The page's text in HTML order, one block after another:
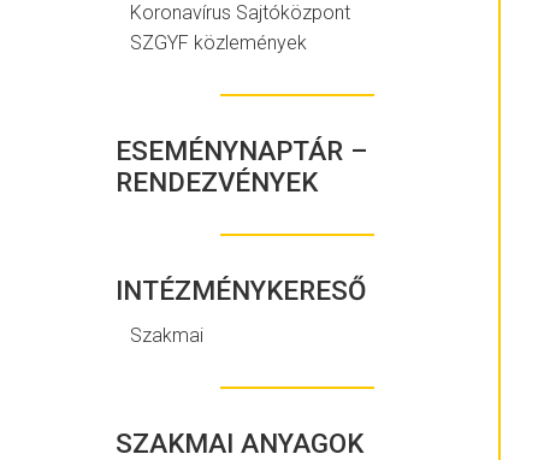
Koronavírus Sajtóközpont
SZGYF közlemények
ESEMÉNYNAPTÁR –
RENDEZVÉNYEK
INTÉZMÉNYKERESŐ
Szakmai
SZAKMAI ANYAGOK